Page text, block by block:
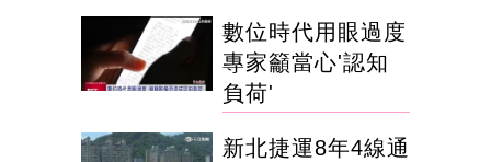
數位時代用眼過度
專家籲當心'認知
負荷'
新北捷運8年4線通